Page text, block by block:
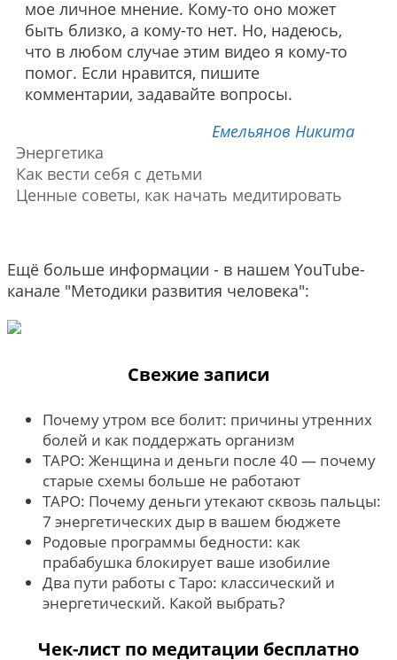
мое личное мнение. Кому-то оно может
быть близко, а кому-то нет. Но, надеюсь,
что в любом случае этим видео я кому-то
помог. Если нравится, пишите
комментарии, задавайте вопросы.
Емельянов Никита
Энергетика
Как вести себя с детьми
Ценные советы, как начать медитировать
Ещё больше информации - в нашем YouTube-
канале "Методики развития человека":
Свежие записи
Почему утром все болит: причины утренних
болей и как поддержать организм
ТАРО: Женщина и деньги после 40 — почему
старые схемы больше не работают
ТАРО: Почему деньги утекают сквозь пальцы:
7 энергетических дыр в вашем бюджете
Родовые программы бедности: как
прабабушка блокирует ваше изобилие
Два пути работы с Таро: классический и
энергетический. Какой выбрать?
Чек-лист по медитации бесплатно